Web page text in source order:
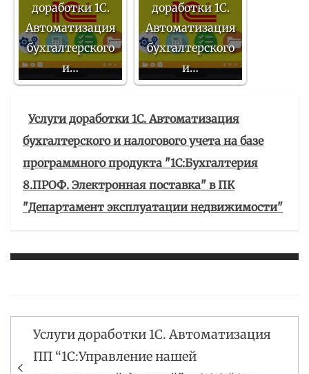
доработки 1С.
Автоматизация
бухгалтерского
и…
доработки 1С.
Автоматизация
бухгалтерского
и…
Услуги доработки 1С. Автоматизация
бухгалтерского и налогового учета на базе
программного продукта "1С:Бухгалтерия
8.ПРОФ. Электронная поставка" в ПК
"Департамент эксплуатации недвижимости"
Навигация
по
Услуги доработки 1С. Автоматизация
ПП “1С:Управление нашей